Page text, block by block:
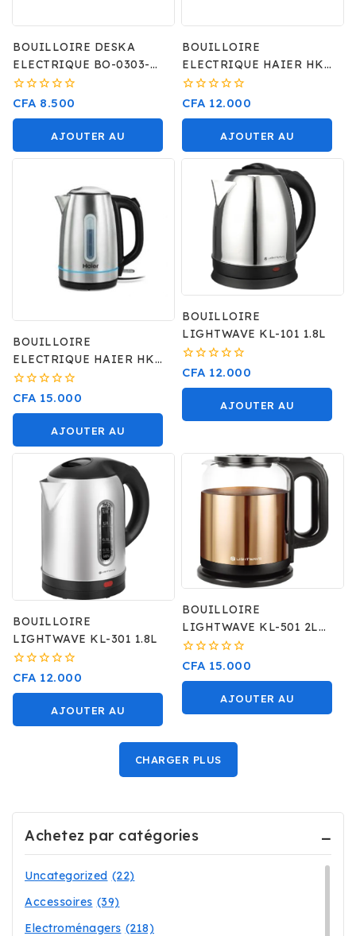
BOUILLOIRE DESKA
ELECTRIQUE BO-0303-
XB
0
5
CFA 8.500
AJOUTER AU
PANIER
BOUILLOIRE
ELECTRIQUE HAIER HKE
5B
0
5
CFA 12.000
AJOUTER AU
PANIER
BOUILLOIRE
ELECTRIQUE HAIER HKE
6S INOX
0
5
CFA 15.000
AJOUTER AU
PANIER
BOUILLOIRE
LIGHTWAVE KL-101 1.8L
0
5
CFA 12.000
AJOUTER AU
BOUILLOIRE
LIGHTWAVE KL-301 1.8L
0
5
CFA 12.000
AJOUTER AU
BOUILLOIRE
LIGHTWAVE KL-501 2L
+GLASS
0
5
CFA 15.000
AJOUTER AU
CHARGER PLUS
Achetez par catégories
Uncategorized (22)
Accessoires (39)
Electroménagers (218)